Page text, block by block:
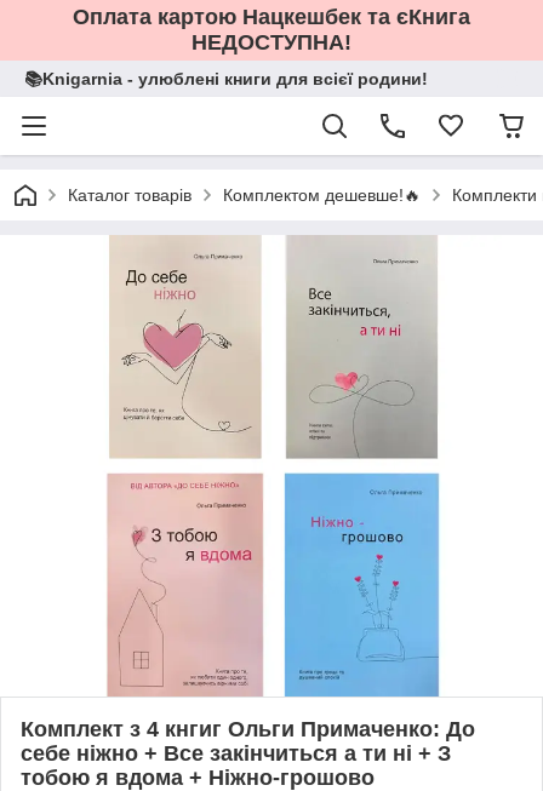
Оплата картою Нацкешбек та єКнига
НЕДОСТУПНА!
📚Knigarnia - улюблені книги для всієї родини!
Каталог товарів Комплектом дешевше!🔥 Комплекти
Комплект з 4 кнгиг Ольги Примаченко: До
себе ніжно + Все закінчиться а ти ні + З
тобою я вдома + Ніжно-грошово